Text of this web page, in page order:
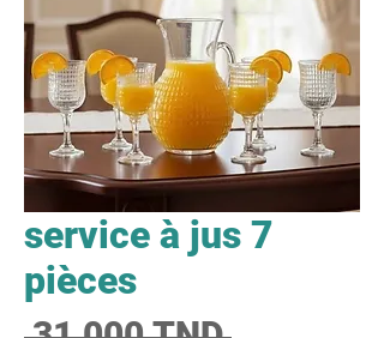
service à jus 7
pièces